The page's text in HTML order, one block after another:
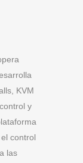
KVM
y
control
las